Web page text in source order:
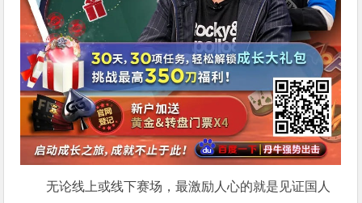
无论线上或线下赛场，最激励人心的就是见证国人